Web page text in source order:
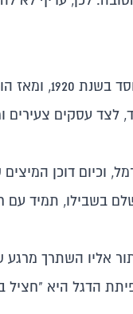
השוק נוסד
לצד עסקים צעירים
וכיום דוכן
בשבילו, תמיד עם
אליו השתרך מרגע
הדגל היא "חציל